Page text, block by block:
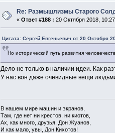
Re: Размышлизмы Старого
«Ответ #188 : 20 Октября 2018,
Цитата: Сергей Евгеньевич от 20 Октября
Но исторический путь развития
Дело не только в наличии идеи. Как
У нас вон даже очевидные вещи
В нашем мире машин и экранов,
Там, где нет ни крестов, ни киотов,
Ах, как много, друзья, Дон Жуанов,
И как мало, увы, Дон Кихотов!